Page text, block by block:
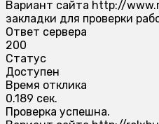
Вариант сайта http://
закладки для проверки
Ответ сервера
200
Статус
Доступен
Время отклика
0.189 сек.
Проверка успешна.